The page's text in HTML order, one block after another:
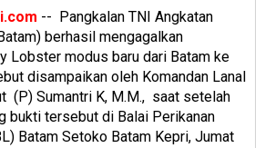
-- Pangkalan TNI Angkatan
berhasil mengagalkan
Lobster modus baru dari Batam ke
disampaikan oleh Komandan Lanal
(P) Sumantri K, M.M., saat setelah
bukti tersebut di Balai Perikanan
Batam Setoko Batam Kepri, Jumat